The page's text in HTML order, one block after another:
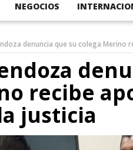
NEGOCIOS
denuncia que su colega Merino
recibe
justicia